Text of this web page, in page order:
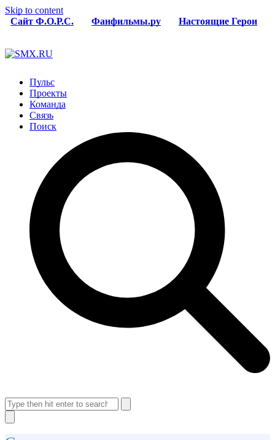
Skip to content
Сайт Ф.О.Р.С.
Фанфильмы.ру Настоящие Герои
Пульс
Проекты
Команда
Связь
Поиск
mobile
menu
mobile
menu
Search
Close